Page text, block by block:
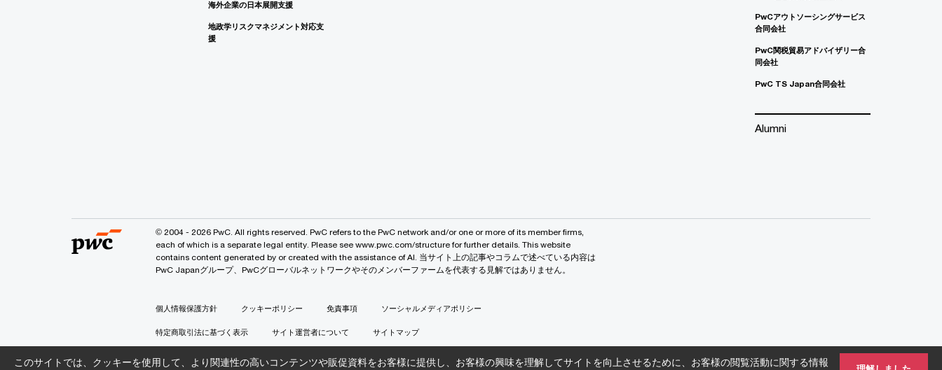
このサイトでは、クッキーを使用して、より関連性の高いコンテンツや販促資料をお客様に提供し、お客様の興味を理解してサイトを向上させるために、お客様の閲覧活動に関する情報
海外企業の日本展開支援
地政学リスクマネジメント対応支
援
PwCアウトソーシングサービス
合同会社
PwC関税貿易アドバイザリー合
同会社
PwC TS Japan合同会社
Alumni
© 2004 - 2026 PwC. All rights reserved. PwC refers to the PwC network and/or one or more of its member firms,
each of which is a separate legal entity. Please see www.pwc.com/structure for further details. This website
contains content generated by or created with the assistance of AI. 当サイト上の記事やコラムで述べている内容は
PwC Japanグループ、PwCグローバルネットワークやそのメンバーファームを代表する見解ではありません。
個人情報保護方針 クッキーポリシー 免責事項 ソーシャルメディアポリシー
特定商取引法に基づく表示 サイト運営者について サイトマップ